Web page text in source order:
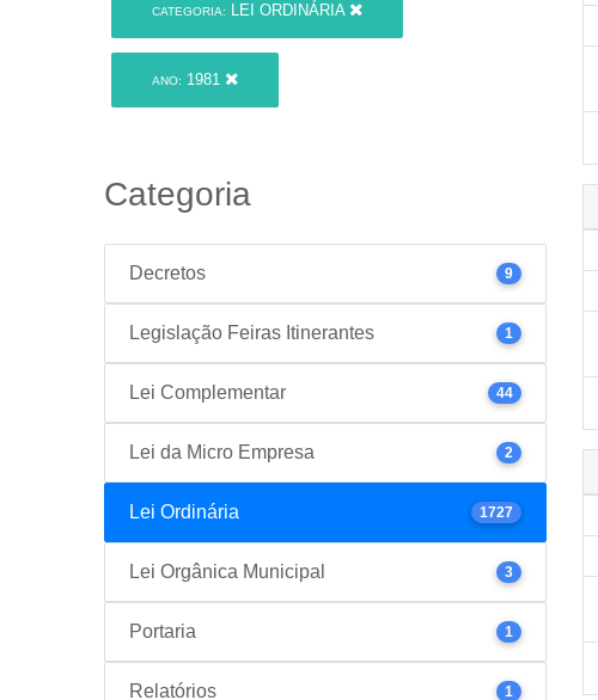
CATEGORIA: LEI ORDINÁRIA
ANO: 1981
Categoria
Decretos 9
Legislação Feiras Itinerantes 1
Lei Complementar 44
Lei da Micro Empresa 2
Lei Ordinária 1727
Lei Orgânica Municipal 3
Portaria 1
Relatórios 1